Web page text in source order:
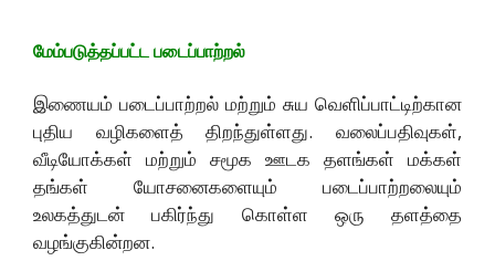
மேம்படுத்தப்பட்ட படைப்பாற்றல்
இணையம் படைப்பாற்றல் மற்றும் சுய வெளிப்பாட்டிற்கான
புதிய வழிகளைத் திறந்துள்ளது. வலைப்பதிவுகள்,
வீடியோக்கள் மற்றும் சமூக ஊடக தளங்கள் மக்கள்
தங்கள் யோசனைகளையும் படைப்பாற்றலையும்
உலகத்துடன் பகிர்ந்து கொள்ள ஒரு தளத்தை
வழங்குகின்றன.